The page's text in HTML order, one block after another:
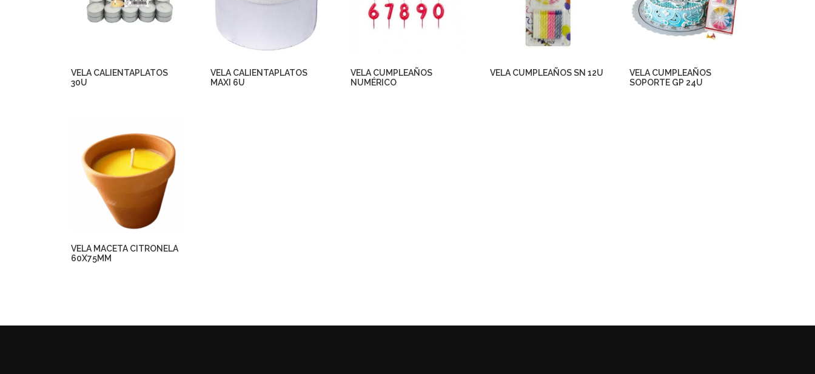
VELA CALIENTAPLATOS
30U
VELA CALIENTAPLATOS
MAXI 6U
VELA CUMPLEAÑOS
NUMÉRICO
VELA CUMPLEAÑOS SN 12U
VELA CUMPLEAÑOS
SOPORTE GP 24U
VELA MACETA CITRONELA
60X75MM